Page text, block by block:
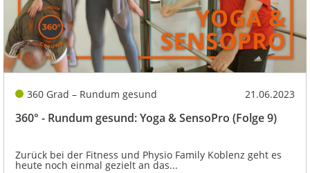
360 Grad – Rundum gesund 21.06.2023
360° - Rundum gesund: Yoga & SensoPro (Folge 9)
Zurück bei der Fitness und Physio Family Koblenz geht es
heute noch einmal gezielt an das...